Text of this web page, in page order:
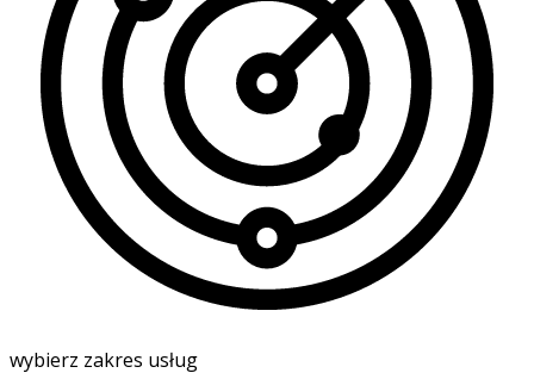
wybierz zakres usług